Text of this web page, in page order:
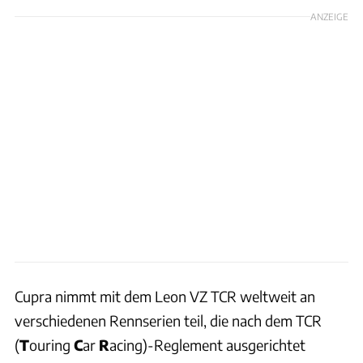
ANZEIGE
Cupra nimmt mit dem Leon VZ TCR weltweit an
verschiedenen Rennserien teil, die nach dem TCR
(Touring Car Racing)-Reglement ausgerichtet